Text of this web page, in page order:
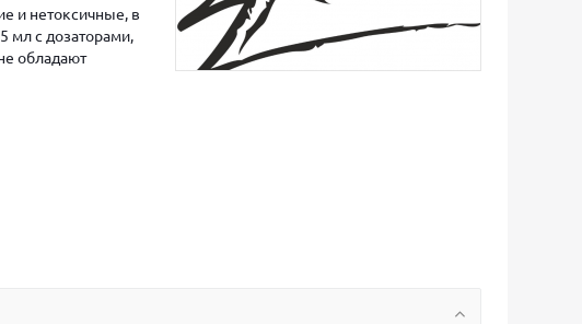
и нетоксичные, в
мл с дозаторами,
обладают